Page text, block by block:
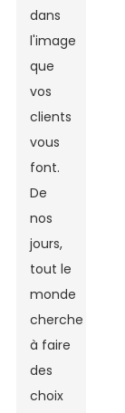
dans
l'image
que
vos
clients
vous
font.
De
nos
jours,
tout le
monde
cherche
à faire
des
choix